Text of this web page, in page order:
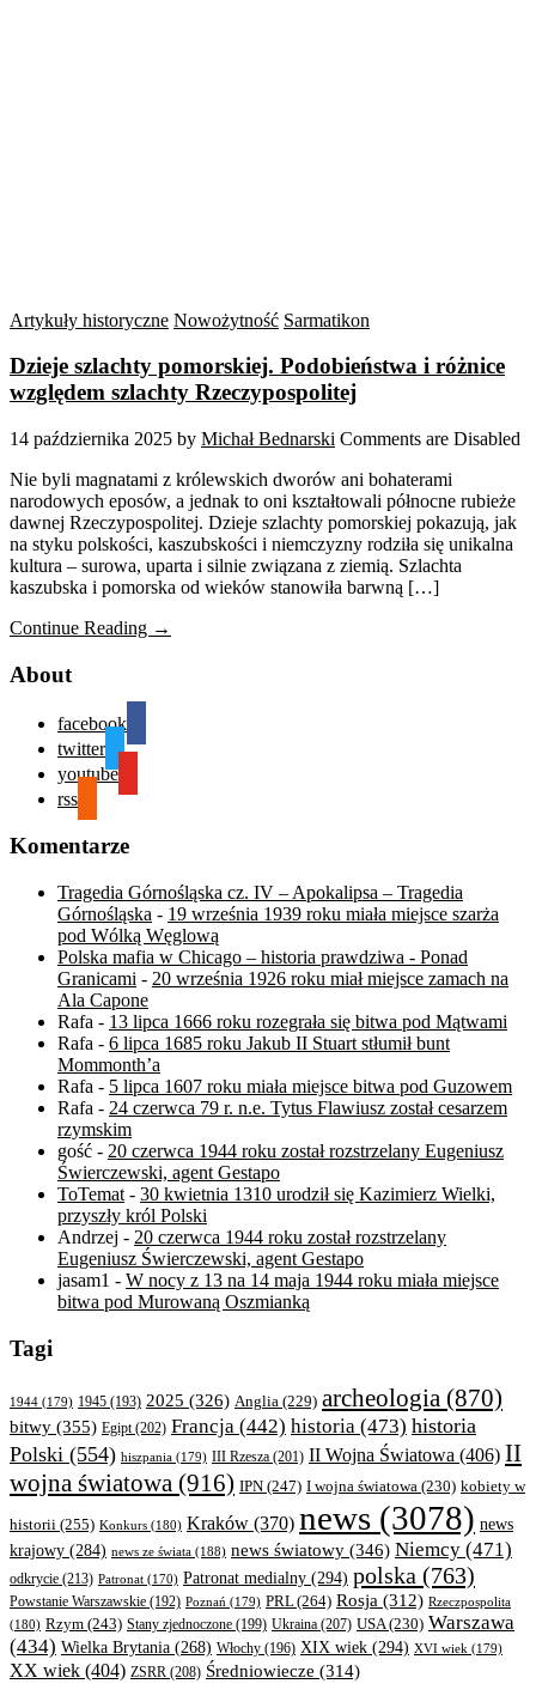
Artykuły historyczne Nowożytność Sarmatikon
Dzieje szlachty pomorskiej. Podobieństwa i różnice
względem szlachty Rzeczypospolitej
14 października 2025 by Michał Bednarski Comments are Disabled
Nie byli magnatami z królewskich dworów ani bohaterami
narodowych eposów, a jednak to oni kształtowali północne rubieże
dawnej Rzeczypospolitej. Dzieje szlachty pomorskiej pokazują, jak
na styku polskości, kaszubskości i niemczyzny rodziła się unikalna
kultura – surowa, uparta i silnie związana z ziemią. Szlachta
kaszubska i pomorska od wieków stanowiła barwną […]
Continue Reading →
About
facebook
twitter
youtube
rss
Komentarze
Tragedia Górnośląska cz. IV – Apokalipsa – Tragedia
Górnośląska - 19 września 1939 roku miała miejsce szarża
pod Wólką Węglową
Polska mafia w Chicago – historia prawdziwa - Ponad
Granicami - 20 września 1926 roku miał miejsce zamach na
Ala Capone
Rafa - 13 lipca 1666 roku rozegrała się bitwa pod Mątwami
Rafa - 6 lipca 1685 roku Jakub II Stuart stłumił bunt
Mommonth’a
Rafa - 5 lipca 1607 roku miała miejsce bitwa pod Guzowem
Rafa - 24 czerwca 79 r. n.e. Tytus Flawiusz został cesarzem
rzymskim
gość - 20 czerwca 1944 roku został rozstrzelany Eugeniusz
Świerczewski, agent Gestapo
ToTemat - 30 kwietnia 1310 urodził się Kazimierz Wielki,
przyszły król Polski
Andrzej - 20 czerwca 1944 roku został rozstrzelany
Eugeniusz Świerczewski, agent Gestapo
jasam1 - W nocy z 13 na 14 maja 1944 roku miała miejsce
bitwa pod Murowaną Oszmianką
Tagi
1944 (179) 1945 (193) 2025 (326) Anglia (229) archeologia (870)
bitwy (355) Egipt(202) Francja (442) historia (473) historia
Polski (554) hiszpania (179) III Rzesza (201) II Wojna Światowa (406) II
wojna światowa (916) IPN (247) I wojna światowa (230) kobiety w
historii (255) Konkurs (180) Kraków (370) news (3078) news
krajowy (284) news ze świata (188) news światowy (346) Niemcy (471)
odkrycie (213) Patronat (170) Patronat medialny (294) polska (763)
Powstanie Warszawskie (192) Poznań (179) PRL(264) Rosja (312) Rzeczpospolita
(180) Rzym (243) Stany zjednoczone (199) Ukraina (207) USA(230) Warszawa
(434) Wielka Brytania (268) Włochy (196) XIX wiek (294) XVI wiek (179)
XX wiek (404) ZSRR (208) Średniowiecze (314)